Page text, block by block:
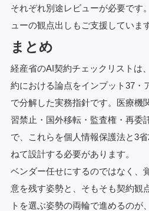
それぞれ別途レビューが必要です
ューの観点出しもご支援しています
まとめ
経産省のAI契約チェックリストは
約における論点をインプット37・
で分解した実務指針です。医療機
習禁止・国外移転・監査権・再委
で、これらを個人情報保護法と3
ねて設計する必要があります。
ベンダー任せにするのではなく、
意を残す姿勢と、そもそも契約観
トを選ぶ姿勢の両輪で進めるのが